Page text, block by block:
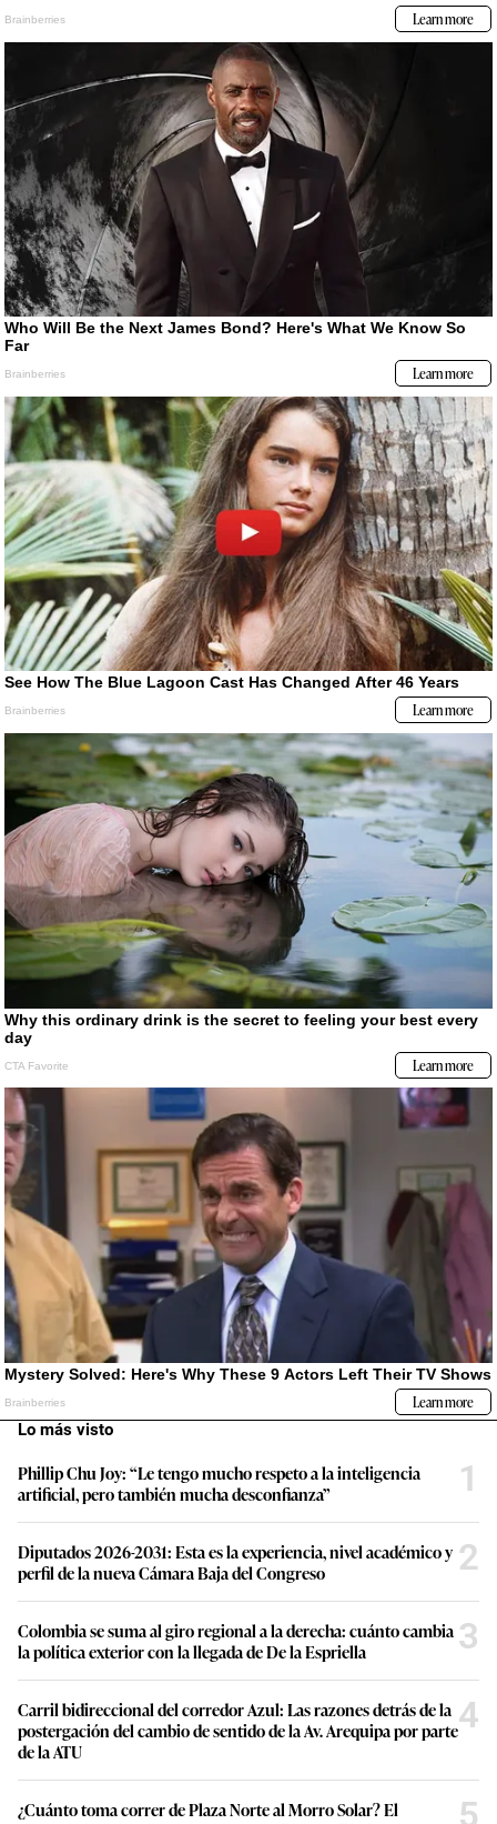
Lo más visto
Phillip Chu Joy: “Le tengo mucho respeto a la inteligencia
artificial, pero también mucha desconfianza”
1
Diputados 2026-2031: Esta es la experiencia, nivel académico y
perfil de la nueva Cámara Baja del Congreso
2
Colombia se suma al giro regional a la derecha: cuánto cambia
la política exterior con la llegada de De la Espriella
3
Carril bidireccional del corredor Azul: Las razones detrás de la
postergación del cambio de sentido de la Av. Arequipa por parte
de la ATU
4
¿Cuánto toma correr de Plaza Norte al Morro Solar? El
5